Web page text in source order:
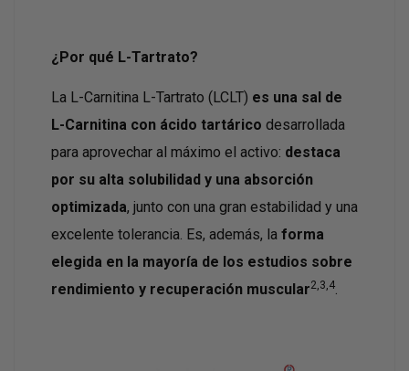
¿Por qué L-Tartrato?
La L-Carnitina L-Tartrato (LCLT) es una sal de
L-Carnitina con ácido tartárico desarrollada
para aprovechar al máximo el activo: destaca
por su alta solubilidad y una absorción
optimizada, junto con una gran estabilidad y una
excelente tolerancia. Es, además, la forma
elegida en la mayoría de los estudios sobre
rendimiento y recuperación muscular2,3,4.